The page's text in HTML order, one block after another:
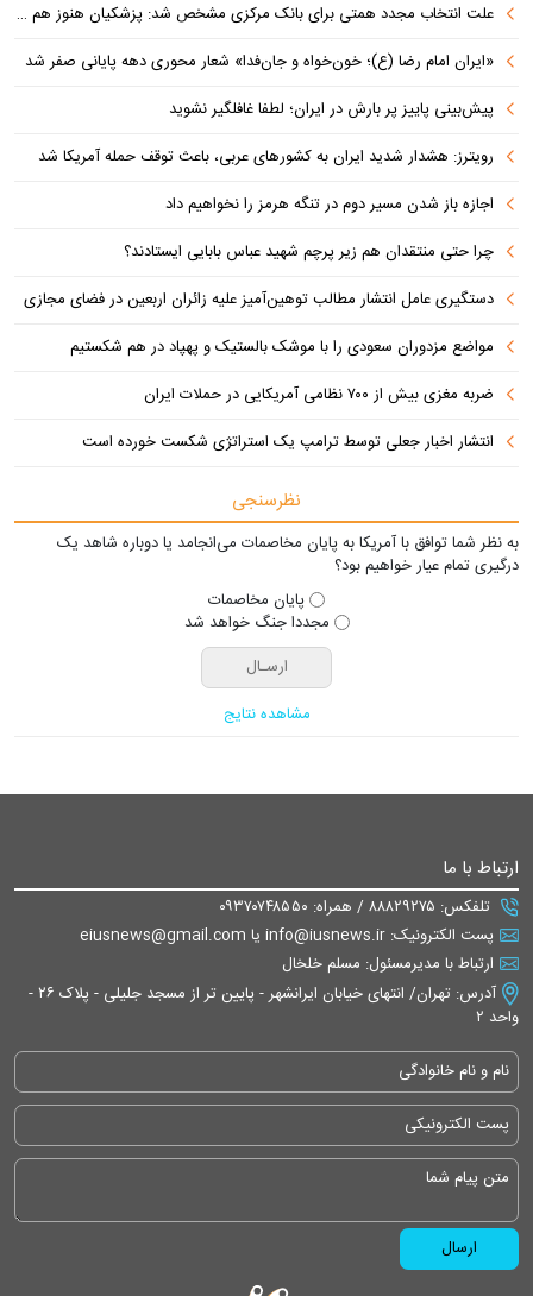
علت انتخاب مجدد همتی برای بانک مرکزی مشخص شد: پزشکیان هنوز هم متوجه نشده است چرا همتی استیضاح شد!
«ایران امام رضا (ع)؛ خون‌خواه و جان‌فدا» شعار محوری دهه پایانی صفر شد
پیش‌بینی پاییز پر بارش در ایران؛ لطفا غافلگیر نشوید
رویترز: هشدار شدید ایران به کشورهای عربی، باعث توقف حمله آمریکا شد
اجازه باز شدن مسیر دوم در تنگه هرمز را نخواهیم داد
چرا حتی منتقدان هم زیر پرچم شهید عباس بابایی ایستادند؟
دستگیری عامل انتشار مطالب توهین‌آمیز علیه زائران اربعین در فضای مجازی
مواضع مزدوران سعودی را با موشک بالستیک و پهپاد در هم شکستیم
ضربه مغزی بیش از ۷۰۰ نظامی آمریکایی در حملات ایران
انتشار اخبار جعلی توسط ترامپ یک استراتژی شکست خورده است
نظرسنجی
به نظر شما توافق با آمریکا به پایان مخاصمات می‌انجامد یا دوباره شاهد یک
درگیری تمام عیار خواهیم بود؟
پایان مخاصمات
مجددا جنگ خواهد شد
مشاهده نتایج
ارتباط با ما
تلفکس: ۸۸۸۲۹۲۷۵ / همراه: ۰۹۳۷۰۷۴۸۵۵۰
پست الکترونیک: info@iusnews.ir یا eiusnews@gmail.com
ارتباط با مدیرمسئول: مسلم خلخال
آدرس: تهران/ انتهای خیابان ایرانشهر - پایین تر از مسجد جلیلی - پلاک ۲۶ -
واحد ۲